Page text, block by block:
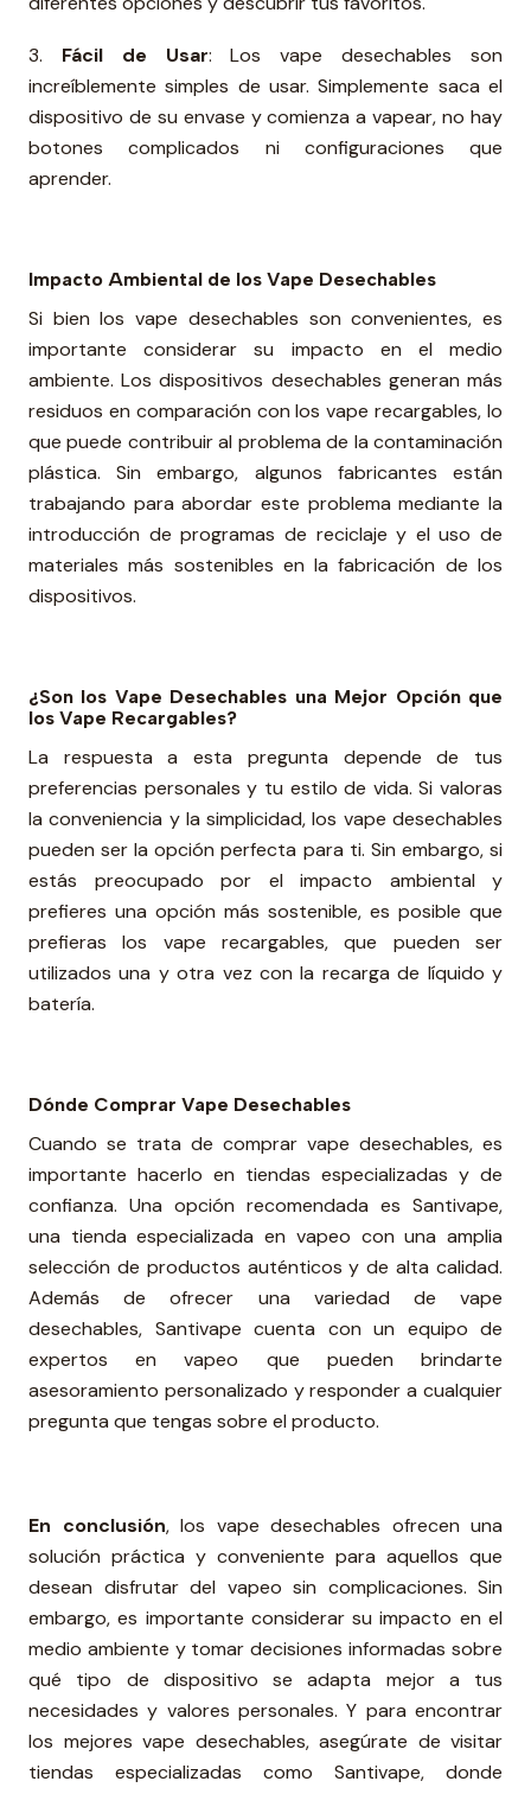
3. Fácil de Usar: Los vape desechables son
increíblemente simples de usar. Simplemente saca el
dispositivo de su envase y comienza a vapear, no hay
botones complicados ni configuraciones que
aprender.
Impacto Ambiental de los Vape Desechables
Si bien los vape desechables son convenientes, es
importante considerar su impacto en el medio
ambiente. Los dispositivos desechables generan más
residuos en comparación con los vape recargables, lo
que puede contribuir al problema de la contaminación
plástica. Sin embargo, algunos fabricantes están
trabajando para abordar este problema mediante la
introducción de programas de reciclaje y el uso de
materiales más sostenibles en la fabricación de los
dispositivos.
¿Son los Vape Desechables una Mejor Opción que
los Vape Recargables?
La respuesta a esta pregunta depende de tus
preferencias personales y tu estilo de vida. Si valoras
la conveniencia y la simplicidad, los vape desechables
pueden ser la opción perfecta para ti. Sin embargo, si
estás preocupado por el impacto ambiental y
prefieres una opción más sostenible, es posible que
prefieras los vape recargables, que pueden ser
utilizados una y otra vez con la recarga de líquido y
batería.
Dónde Comprar Vape Desechables
Cuando se trata de comprar vape desechables, es
importante hacerlo en tiendas especializadas y de
confianza. Una opción recomendada es Santivape,
una tienda especializada en vapeo con una amplia
selección de productos auténticos y de alta calidad.
Además de ofrecer una variedad de vape
desechables, Santivape cuenta con un equipo de
expertos en vapeo que pueden brindarte
asesoramiento personalizado y responder a cualquier
pregunta que tengas sobre el producto.
En conclusión, los vape desechables ofrecen una
solución práctica y conveniente para aquellos que
desean disfrutar del vapeo sin complicaciones. Sin
embargo, es importante considerar su impacto en el
medio ambiente y tomar decisiones informadas sobre
qué tipo de dispositivo se adapta mejor a tus
necesidades y valores personales. Y para encontrar
los mejores vape desechables, asegúrate de visitar
tiendas especializadas como Santivape, donde